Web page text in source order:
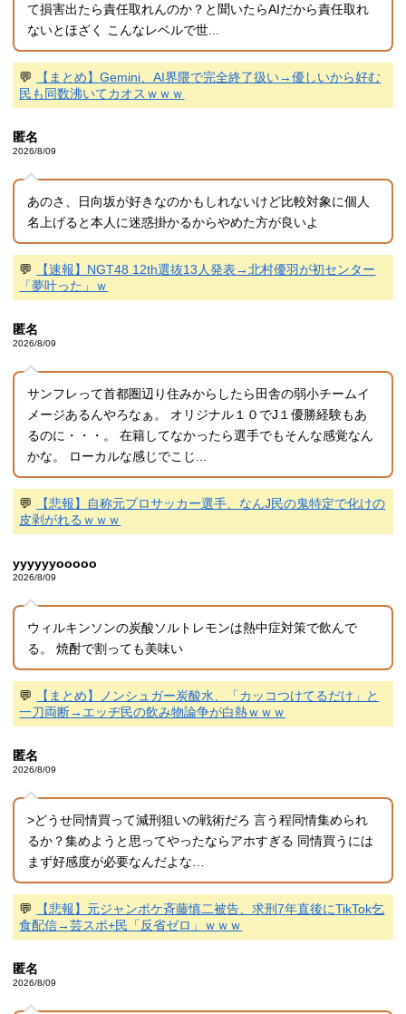
て損害出たら責任取れんのか？と聞いたらAIだから責任取れ
ないとほざく こんなレベルで世...
💬
【まとめ】Gemini、AI界隈で完全終了扱い→優しいから好む
民も同数沸いてカオスｗｗｗ
匿名
2026/8/09
あのさ、日向坂が好きなのかもしれないけど比較対象に個人
名上げると本人に迷惑掛かるからやめた方が良いよ
💬
【速報】NGT48 12th選抜13人発表→北村優羽が初センター
「夢叶った」ｗ
匿名
2026/8/09
サンフレって首都圏辺り住みからしたら田舎の弱小チームイ
メージあるんやろなぁ。 オリジナル１０でJ１優勝経験もあ
るのに・・・。 在籍してなかったら選手でもそんな感覚なん
かな。 ローカルな感じでこじ...
💬
【悲報】自称元プロサッカー選手、なんJ民の鬼特定で化けの
皮剥がれるｗｗｗ
yyyyyyooooo
2026/8/09
ウィルキンソンの炭酸ソルトレモンは熱中症対策で飲んで
る。 焼酎で割っても美味い
💬
【まとめ】ノンシュガー炭酸水、「カッコつけてるだけ」と
一刀両断→エッヂ民の飲み物論争が白熱ｗｗｗ
匿名
2026/8/09
>どうせ同情買って減刑狙いの戦術だろ 言う程同情集められ
るか？集めようと思ってやったならアホすぎる 同情買うには
まず好感度が必要なんだよな…
💬
【悲報】元ジャンポケ斉藤慎二被告、求刑7年直後にTikTok乞
食配信→芸スポ+民「反省ゼロ」ｗｗｗ
匿名
2026/8/09